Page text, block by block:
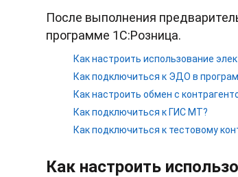
После выполнения
программе 1С:Розница.
Как настроить использование
Как подключиться к ЭДО в
Как настроить обмен с
Как подключиться к ГИС МТ?
Как подключиться к тестовому
Как настроить